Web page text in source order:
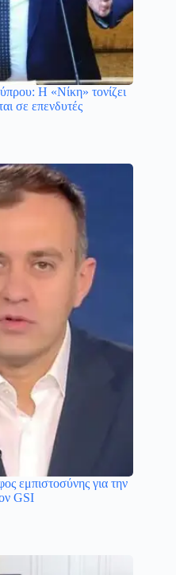
Η «Νίκη» τονίζει
σε επενδυτές
εμπιστοσύνης για την
GSI